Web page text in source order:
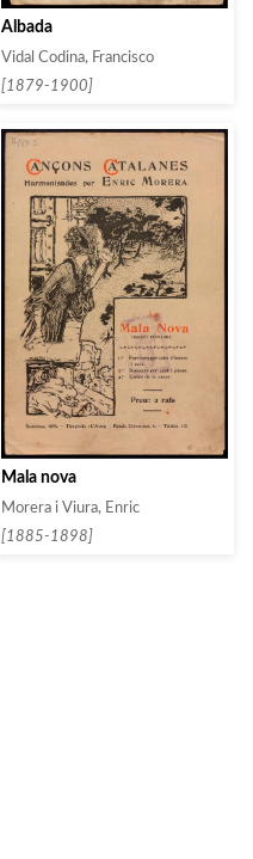
Albada
Vidal Codina, Francisco
[1879-1900]
Mala nova
Morera i Viura, Enric
[1885-1898]